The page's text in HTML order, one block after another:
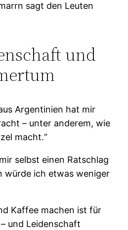
sagt den Leuten
und
Argentinien hat mir
– unter anderem, wie
macht.“
selbst einen Ratschlag
würde ich etwas weniger
Kaffee machen ist für
und Leidenschaft